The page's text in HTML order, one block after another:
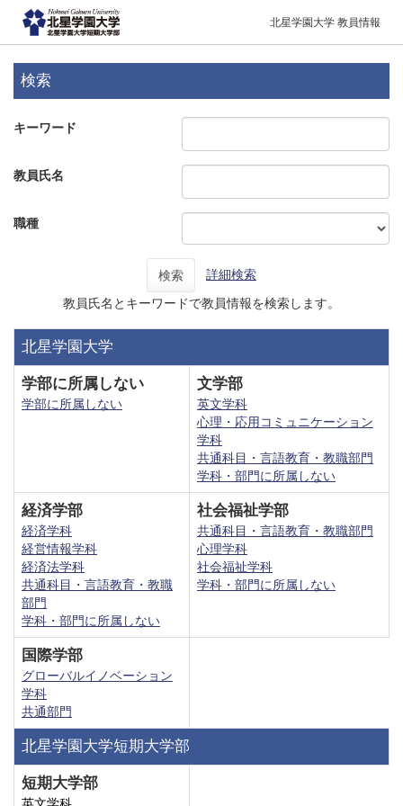
北星学園大学 教員情報
検索
キーワード
教員氏名
職種
検索 詳細検索
教員氏名とキーワードで教員情報を検索します。
北星学園大学
学部に所属しない
学部に所属しない
文学部
英文学科
心理・応用コミュニケーション
学科
共通科目・言語教育・教職部門
学科・部門に所属しない
経済学部
経済学科
経営情報学科
経済法学科
共通科目・言語教育・教職
部門
学科・部門に所属しない
社会福祉学部
共通科目・言語教育・教職部門
心理学科
社会福祉学科
学科・部門に所属しない
国際学部
グローバルイノベーション
学科
共通部門
北星学園大学短期大学部
短期大学部